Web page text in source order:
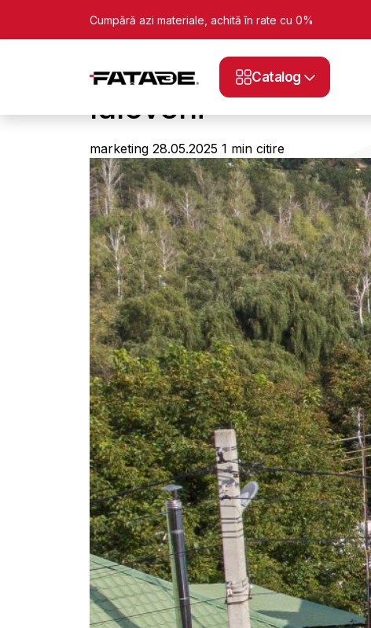
Cumpără azi materiale, achită în rate cu 0%
Catalog
Ialoveni
marketing 28.05.2025 1 min citire